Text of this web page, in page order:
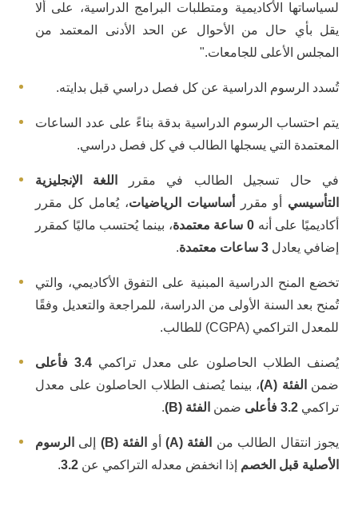
لسياساتها الأكاديمية ومتطلبات البرامج الدراسية، على ألا
يقل بأي حال من الأحوال عن الحد الأدنى المعتمد من
المجلس الأعلى للجامعات."
تُسدد الرسوم الدراسية عن كل فصل دراسي قبل بدايته.
يتم احتساب الرسوم الدراسية بدقة بناءً على عدد الساعات
المعتمدة التي يسجلها الطالب في كل فصل دراسي.
في حال تسجيل الطالب في مقرر
اللغة الإنجليزية
التأسيسي أو مقرر أساسيات الرياضيات، يُعامل كل مقرر
أكاديميًا على أنه 0 ساعة معتمدة
، بينما يُحتسب ماليًا كمقرر
إضافي يعادل 3 ساعات معتمدة .
تخضع المنح الدراسية المبنية على التفوق الأكاديمي، والتي
تُمنح بعد السنة الأولى من الدراسة، للمراجعة والتعديل وفقًا
للمعدل التراكمي (CGPA) للطالب.
يُصنف الطلاب الحاصلون على معدل تراكمي3.4 فأعلى
ضمن
الفئة (A)
، بينما يُصنف الطلاب الحاصلون على معدل
تراكمي 3.2 فأعلى ضمن الفئة (B) .
يجوز انتقال الطالب من الفئة (A) أو الفئة (B) إلى
الرسوم
الأصلية قبل الخصم إذا انخفض معدله التراكمي عن 3.2
.